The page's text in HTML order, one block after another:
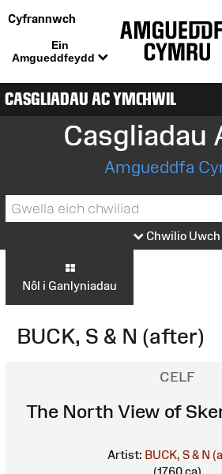
Cyfrannwch
Ein
Amgueddfeydd
CASGLIADAU AC YMCHWIL
Casgliadau
Amgueddfa
Chwilio Uwch
Nôl i Ganlyniadau
BUCK, S & N (after)
CELF
The North View of
Artist: BUCK, S & N
(1760 ca)